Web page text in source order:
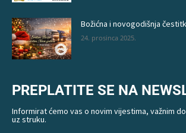
Božićna i novogodišnja
24. prosinca 2025.
PREPLATITE SE NA
Informirat ćemo vas o novim vijestima, važnim
uz struku.